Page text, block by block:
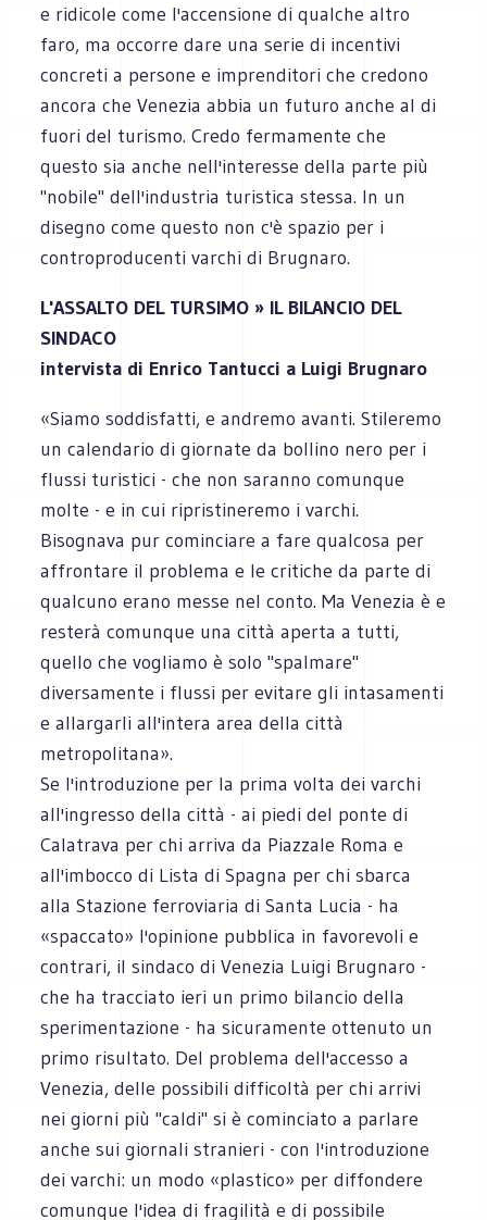
e ridicole come l'accensione di qualche altro
faro, ma occorre dare una serie di incentivi
concreti a persone e imprenditori che credono
ancora che Venezia abbia un futuro anche al di
fuori del turismo. Credo fermamente che
questo sia anche nell'interesse della parte più
"nobile" dell'industria turistica stessa. In un
disegno come questo non c'è spazio per i
controproducenti varchi di Brugnaro.
L'ASSALTO DEL TURSIMO » IL BILANCIO DEL
SINDACO
intervista di Enrico Tantucci a Luigi Brugnaro
«Siamo soddisfatti, e andremo avanti. Stileremo
un calendario di giornate da bollino nero per i
flussi turistici - che non saranno comunque
molte - e in cui ripristineremo i varchi.
Bisognava pur cominciare a fare qualcosa per
affrontare il problema e le critiche da parte di
qualcuno erano messe nel conto. Ma Venezia è e
resterà comunque una città aperta a tutti,
quello che vogliamo è solo "spalmare"
diversamente i flussi per evitare gli intasamenti
e allargarli all'intera area della città
metropolitana».
Se l'introduzione per la prima volta dei varchi
all'ingresso della città - ai piedi del ponte di
Calatrava per chi arriva da Piazzale Roma e
all'imbocco di Lista di Spagna per chi sbarca
alla Stazione ferroviaria di Santa Lucia - ha
«spaccato» l'opinione pubblica in favorevoli e
contrari, il sindaco di Venezia Luigi Brugnaro -
che ha tracciato ieri un primo bilancio della
sperimentazione - ha sicuramente ottenuto un
primo risultato. Del problema dell'accesso a
Venezia, delle possibili difficoltà per chi arrivi
nei giorni più "caldi" si è cominciato a parlare
anche sui giornali stranieri - con l'introduzione
dei varchi: un modo «plastico» per diffondere
comunque l'idea di fragilità e di possibile